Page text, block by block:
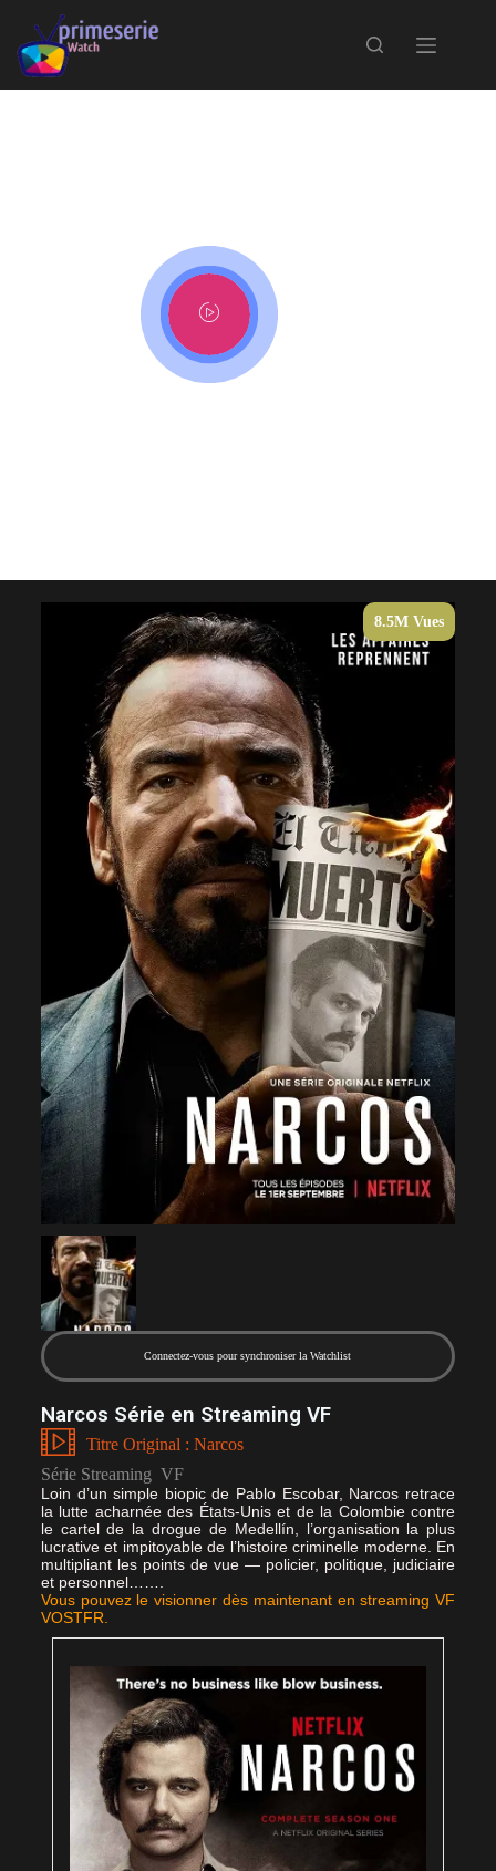
8.5M Vues
Connectez-vous pour synchroniser la Watchlist
Narcos Série en Streaming VF
Titre Original : Narcos
Série Streaming VF
Loin d’un simple biopic de Pablo Escobar, Narcos retrace
la lutte acharnée des États-Unis et de la Colombie contre
le cartel de la drogue de Medellín, l’organisation la plus
lucrative et impitoyable de l’histoire criminelle moderne. En
multipliant les points de vue — policier, politique, judiciaire
et personnel…….
Vous pouvez le visionner dès maintenant en streaming VF
VOSTFR.